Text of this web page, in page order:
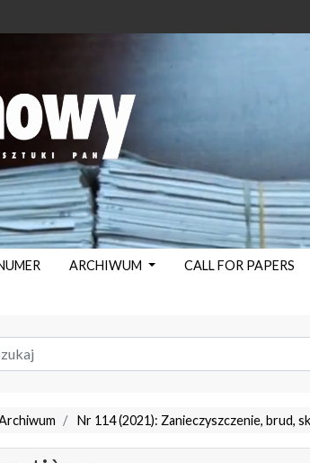
ARCHIWUM CALL FOR PAPERS
Nr 114 (2021): Zanieczyszczenie, brud,